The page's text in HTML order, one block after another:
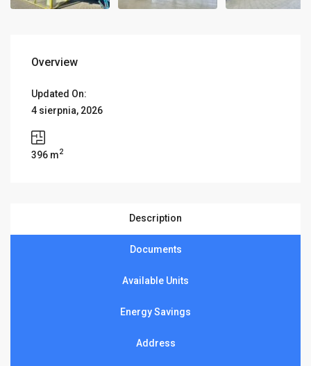
Overview
Updated On:
4 sierpnia, 2026
396 m2
Description
Documents
Available Units
Energy Savings
Address